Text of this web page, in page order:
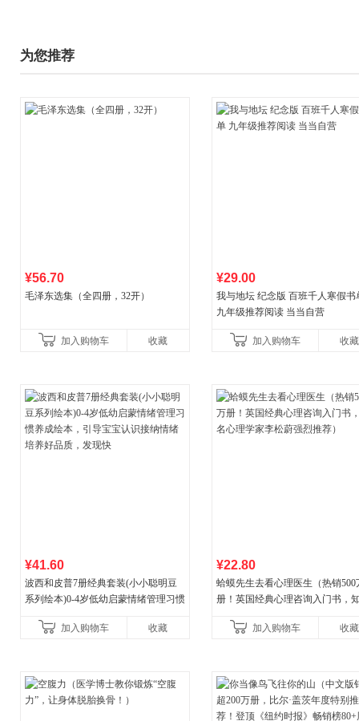
为您推荐
¥56.70
毛泽东选集（全四册，32开）
加入购物车 收藏
¥29.00
我与地坛 纪念版 百班千人寒假书
九年级推荐阅读 当当自营
加入购物车 收藏
¥41.60
波西和皮普7册经典套装(小小聪明豆
系列绘本)0-4岁低幼启蒙情绪管理习惯
养好品质，发现快
加入购物车 收藏
¥22.80
蛤蟆先生去看心理医生（热销500
册！英国经典心理咨询入门书，
加入购物车
收藏